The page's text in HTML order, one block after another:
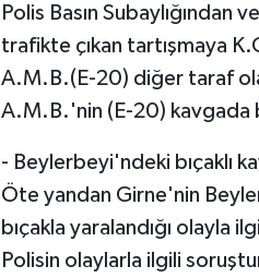
Polis Basın
trafikte çıkan tartışmaya
A.M.B.(E-20) diğer taraf
A.M.B.'nin (E-20) kavgada
- Beylerbeyi'ndeki bıçaklı
Öte yandan Girne'nin
bıçakla yaralandığı olayla
Polisin olaylarla ilgili